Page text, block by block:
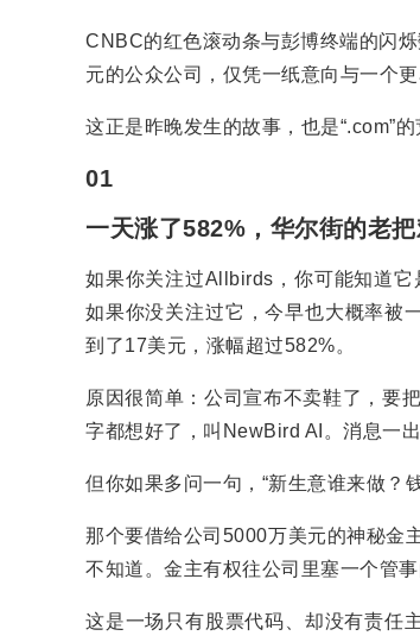
CNBC的红色滚动条与彭博终端的闪
元的公众公司，仅凭一纸意向与一个
这正是昨晚发生的故事，也是“.com”
01
一天涨了582%，华尔街的老
如果你关注过Allbirds，你可能知道
如果你没关注过它，今早也大概率被
到了17美元，涨幅超过582%。
原因很简单：公司宣布不卖鞋了，要
字都想好了，叫NewBird AI。消息一
但你如果多问一句，“新生意谁来做？
那个要借给公司5000万美元的神秘金
不知道。金主有权往公司里塞一个管
这是一场只有股票代码、却没有责任